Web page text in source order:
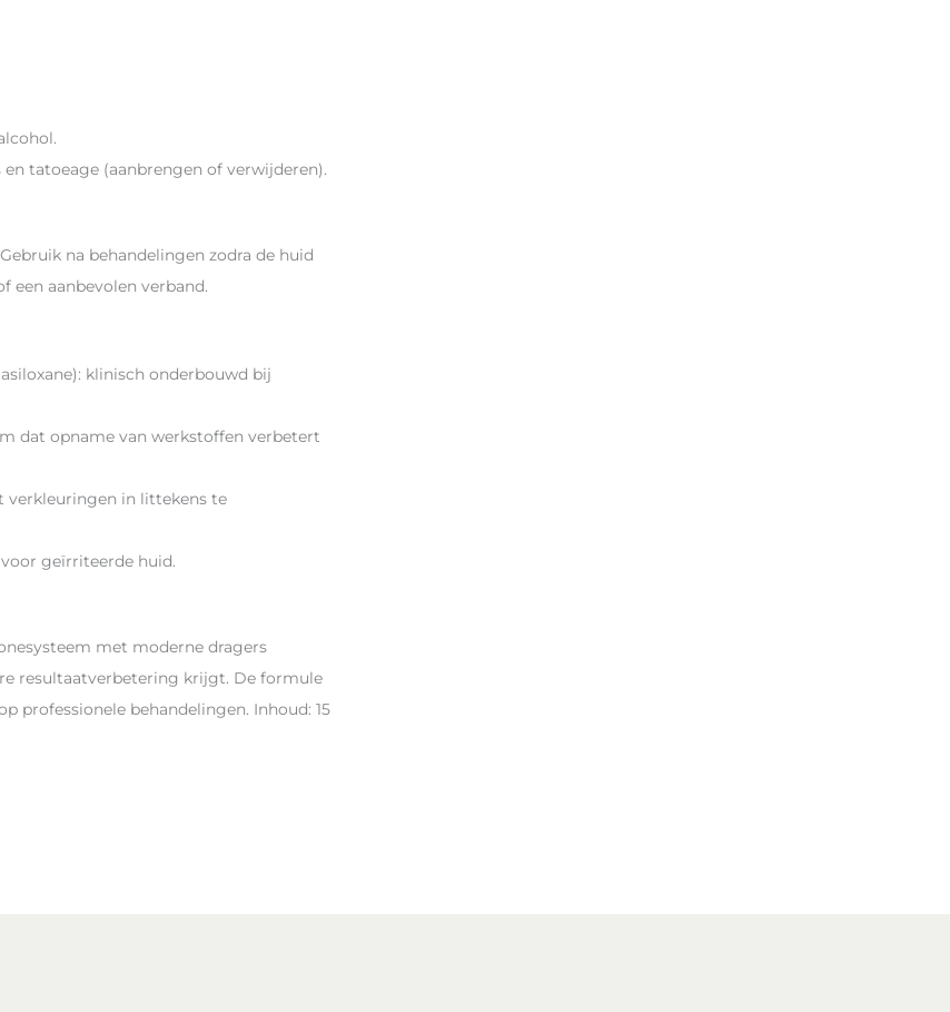
tatoeage (aanbrengen of verwijderen).
na behandelingen zodra de huid
een aanbevolen verband.
klinisch onderbouwd bij
dat opname van werkstoffen verbetert
verkleuringen in littekens te
geïrriteerde huid.
met moderne dragers
resultaatverbetering krijgt. De formule
professionele behandelingen. Inhoud: 15